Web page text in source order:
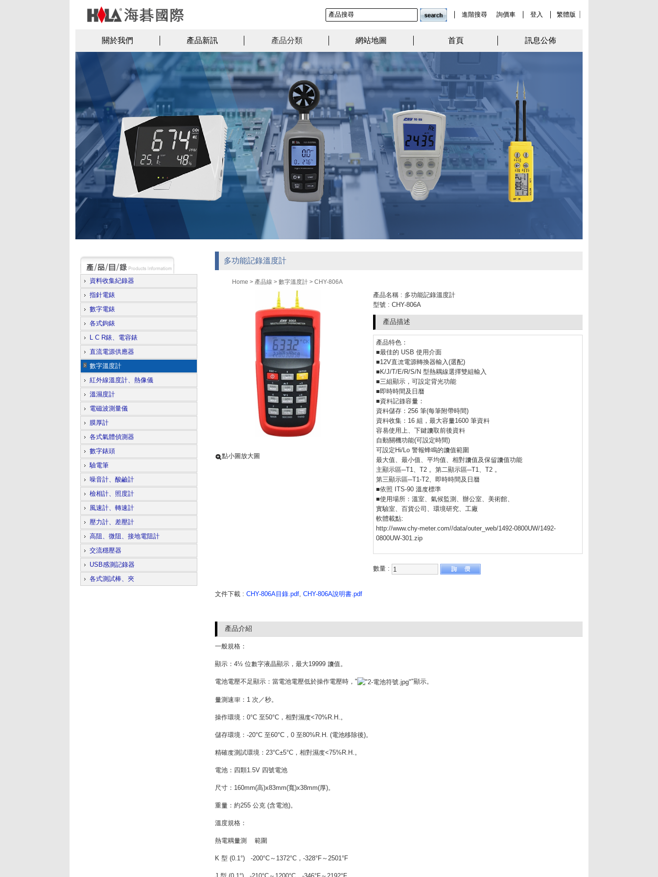
進階搜尋 詢價車 登入 繁體版
關於我們 產品新訊 產品分類 網站地圖 首頁 訊息公佈
資料收集紀錄器
指針電錶
數字電錶
各式鉤錶
L C R錶、電容錶
直流電源供應器
數字溫度計
紅外線溫度計、熱像儀
溫濕度計
電磁波測量儀
膜厚計
各式氣體偵測器
數字錶頭
驗電筆
噪音計、酸鹼計
檢相計、照度計
風速計、轉速計
壓力計、差壓計
高阻、微阻、接地電阻計
交流穩壓器
USB感測記錄器
各式測試棒、夾
多功能記錄溫度計
Home > 產品線 > 數字溫度計> CHY-806A
點小圖放大圖
產品名稱 : 多功能記錄溫度計
型號 : CHY-806A
產品描述
產品特色：
■最佳的 USB 使用介面
■12V直流電源轉換器輸入(選配)
■K/J/T/E/R/S/N 型熱耦線選擇雙組輸入
■三組顯示，可設定背光功能
■即時時間及日曆
■資料記錄容量：
資料儲存：256 筆(每筆附帶時間)
資料收集：16 組，最大容量1600 筆資料
容易使用上、下鍵讀取前後資料
自動關機功能(可設定時間)
可設定Hi/Lo 警報蜂鳴的讀值範圍
最大值、最小值、平均值、相對讀值及保留讀值功能
主顯示區─T1、T2 。第二顯示區─T1、T2 。
第三顯示區─T1-T2、即時時間及日曆
■依照 ITS-90 溫度標準
■使用場所：溫室、氣候監測、辦公室、美術館、
實驗室、百貨公司、環境研究、工廠
軟體載點:
http://www.chy-meter.com//data/outer_web/1492-0800UW/1492-
0800UW-301.zip
數量 :
文件下載 : CHY-806A目錄.pdf, CHY-806A說明書.pdf
產品介紹
一般規格：
顯示： 4½ 位數字液晶顯示，最大19999 讀值。
電池電壓不足顯示：當電池電壓低於操作電壓時， " "顯示。
量測速率： 1 次／秒。
操作環境： 0°C 至50°C，相對濕度<70%R.H. 。
儲存環境： -20°C 至60°C， 0 至80%R.H. (電池移除後)。
精確度測試環境： 23°C±5°C，相對濕度<75%R.H. 。
電池：四顆1.5V 四號電池
尺寸： 160mm(高)x83mm(寬)x38mm(厚)。
重量：約255 公克(含電池)。
溫度規格：
熱電耦量測 範圍
K 型 (0.1°) -200°C～ 1372°C， -328°F～ 2501°F